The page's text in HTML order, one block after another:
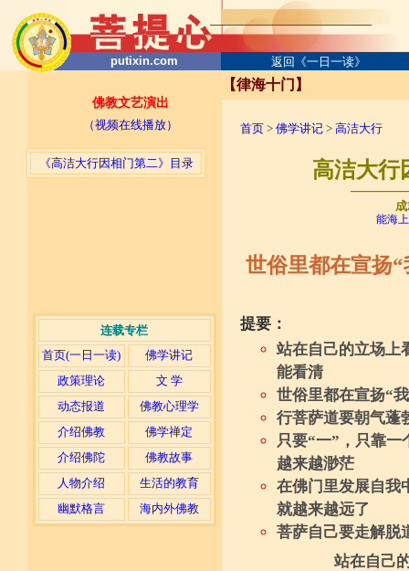
《高洁大行因相门第二》目录
putixin.com 返回《一日一读》
佛教文艺演出
（视频在线播放）
连载专栏
首页(一日一读)
佛学讲记
政策理论
文 学
动态报道
佛教心理学
介绍佛教
佛学禅定
介绍佛陀
佛教故事
人物介绍
生活的教育
幽默格言
海内外佛教
【律海十门】
首页 > 佛学讲记 > 高洁大行
高洁大行
能海
世俗里都在宣扬
提要：
站在自己的立场上
能看清
世俗里都在宣扬“
行菩萨道要朝气蓬
只要“一”，只靠一
越来越渺茫
在佛门里发展自我
就越来越远了
菩萨自己要走解脱
站在自己